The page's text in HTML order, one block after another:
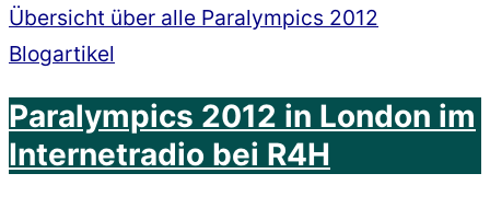
Übersicht über alle Paralympics 2012
Blogartikel
Paralympics 2012 in London im
Internetradio bei R4H